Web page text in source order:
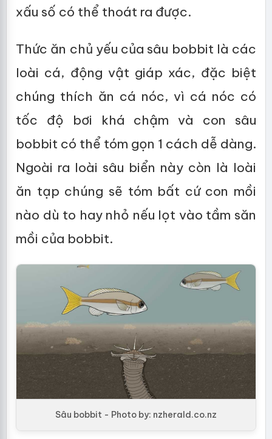
xấu số có thể thoát ra được.
Thức ăn chủ yếu của sâu bobbit là các
loài cá, động vật giáp xác, đặc biệt
chúng thích ăn cá nóc, vì cá nóc có
tốc độ bơi khá chậm và con sâu
bobbit có thể tóm gọn 1 cách dễ dàng.
Ngoài ra loài sâu biển này còn là loài
ăn tạp chúng sẽ tóm bất cứ con mồi
nào dù to hay nhỏ nếu lọt vào tầm săn
mồi của bobbit.
Sâu bobbit - Photo by: nzherald.co.nz